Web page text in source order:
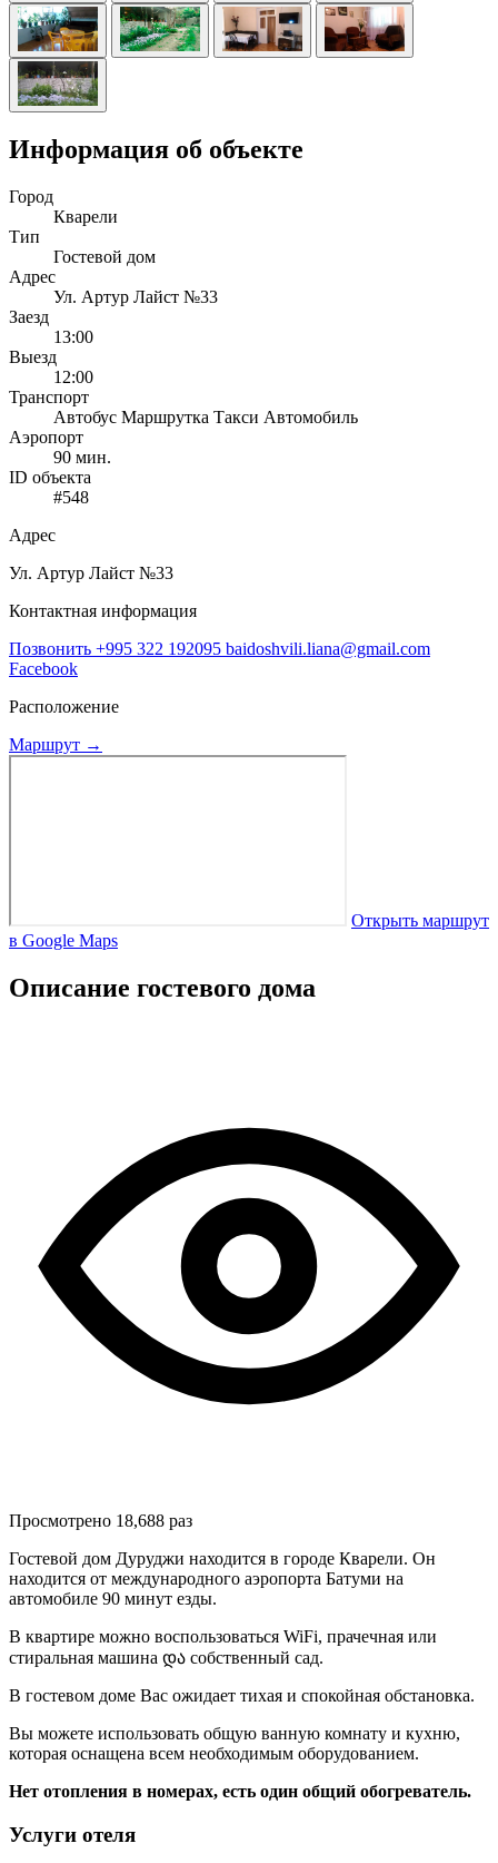
Информация об объекте
Город
Кварели
Тип
Гостевой дом
Адрес
Ул. Артур Лайст №33
Заезд
13:00
Выезд
12:00
Транспорт
Автобус Маршрутка Такси Автомобиль
Аэропорт
90 мин.
ID объекта
#548
Адрес
Ул. Артур Лайст №33
Контактная информация
Позвонить +995 322 192095 baidoshvili.liana@gmail.com
Facebook
Расположение
Маршрут →
Открыть маршрут
в Google Maps
Описание гостевого дома
Просмотрено 18,688 раз
Гостевой дом Дуруджи находится в городе Кварели. Он
находится от международного аэропорта Батуми на
автомобиле 90 минут езды.
В квартире можно воспользоваться WiFi, прачечная или
стиральная машина და собственный сад.
В гостевом доме Вас ожидает тихая и спокойная обстановка.
Вы можете использовать общую ванную комнату и кухню,
которая оснащена всем необходимым оборудованием.
Нет отопления в номерах, есть один общий обогреватель.
Услуги отеля